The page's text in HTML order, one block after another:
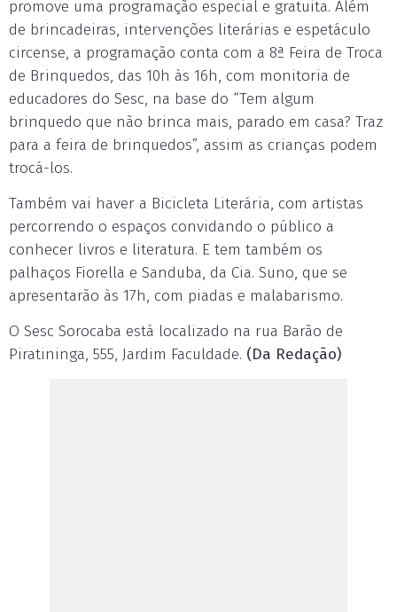
promove uma programação especial e gratuita. Além
de brincadeiras, intervenções literárias e espetáculo
circense, a programação conta com a 8ª Feira de Troca
de Brinquedos, das 10h às 16h, com monitoria de
educadores do Sesc, na base do “Tem algum
brinquedo que não brinca mais, parado em casa? Traz
para a feira de brinquedos”, assim as crianças podem
trocá-los.
Também vai haver a Bicicleta Literária, com artistas
percorrendo o espaços convidando o público a
conhecer livros e literatura. E tem também os
palhaços Fiorella e Sanduba, da Cia. Suno, que se
apresentarão às 17h, com piadas e malabarismo.
O Sesc Sorocaba está localizado na rua Barão de
Piratininga, 555, Jardim Faculdade. (Da Redação)